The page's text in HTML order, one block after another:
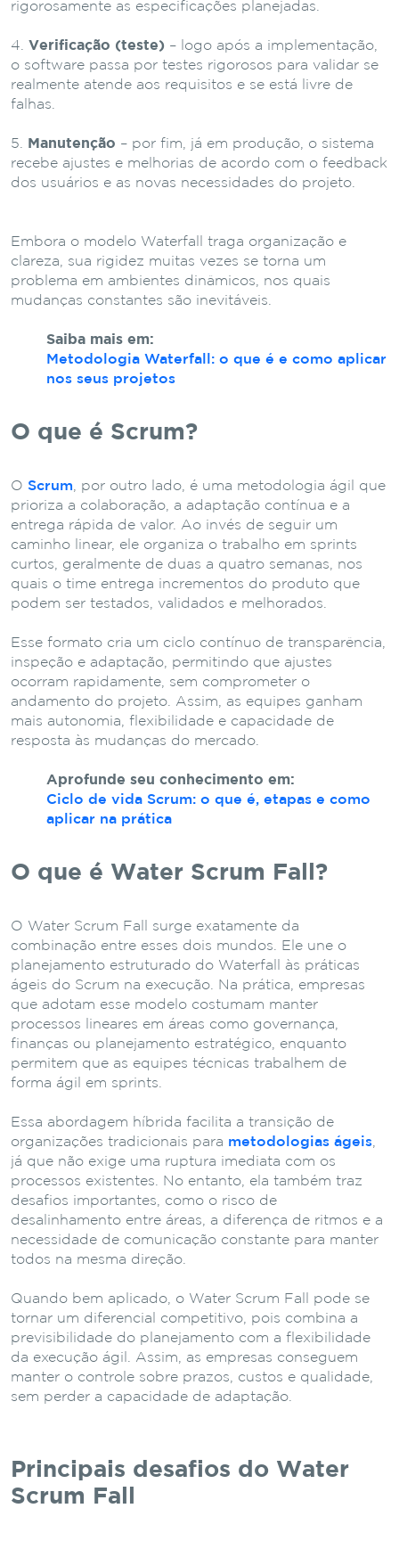
rigorosamente as especificações planejadas.
Verificação (teste) – logo após a implementação,
o software passa por testes rigorosos para validar se
realmente atende aos requisitos e se está livre de
falhas.
Manutenção – por fim, já em produção, o sistema
recebe ajustes e melhorias de acordo com o feedback
dos usuários e as novas necessidades do projeto.
Embora o modelo Waterfall traga organização e
clareza, sua rigidez muitas vezes se torna um
problema em ambientes dinâmicos, nos quais
mudanças constantes são inevitáveis.
Saiba mais em:
Metodologia Waterfall: o que é e como aplicar
nos seus projetos
O que é Scrum?
O Scrum , por outro lado, é uma metodologia ágil que
prioriza a colaboração, a adaptação contínua e a
entrega rápida de valor. Ao invés de seguir um
caminho linear, ele organiza o trabalho em sprints
curtos, geralmente de duas a quatro semanas, nos
quais o time entrega incrementos do produto que
podem ser testados, validados e melhorados.
Esse formato cria um ciclo contínuo de transparência,
inspeção e adaptação, permitindo que ajustes
ocorram rapidamente, sem comprometer o
andamento do projeto. Assim, as equipes ganham
mais autonomia, flexibilidade e capacidade de
resposta às mudanças do mercado.
Aprofunde seu conhecimento em:
Ciclo de vida Scrum: o que é, etapas e como
aplicar na prática
O que é Water Scrum Fall?
O Water Scrum Fall surge exatamente da
combinação entre esses dois mundos. Ele une o
planejamento estruturado do Waterfall às práticas
ágeis do Scrum na execução. Na prática, empresas
que adotam esse modelo costumam manter
processos lineares em áreas como governança,
finanças ou planejamento estratégico, enquanto
permitem que as equipes técnicas trabalhem de
forma ágil em sprints.
Essa abordagem híbrida facilita a transição de
organizações tradicionais para metodologias ágeis
já que não exige uma ruptura imediata com os
processos existentes. No entanto, ela também traz
desafios importantes, como o risco de
desalinhamento entre áreas, a diferença de ritmos e a
necessidade de comunicação constante para manter
todos na mesma direção.
Quando bem aplicado, o Water Scrum Fall pode se
tornar um diferencial competitivo, pois combina a
previsibilidade do planejamento com a flexibilidade
da execução ágil. Assim, as empresas conseguem
manter o controle sobre prazos, custos e qualidade,
sem perder a capacidade de adaptação.
Principais desafios do Water
Scrum Fall